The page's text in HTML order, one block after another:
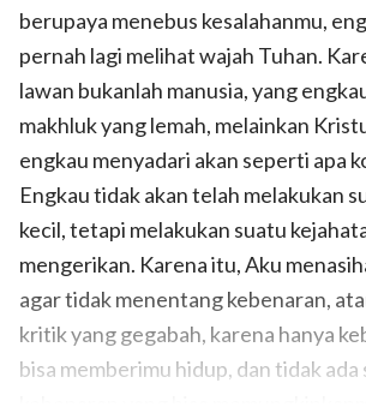
berupaya menebus kesalahanmu,
pernah lagi melihat wajah Tuhan.
lawan bukanlah manusia, yang
makhluk yang lemah, melainkan
engkau menyadari akan seperti apa
Engkau tidak akan telah melakukan
kecil, tetapi melakukan suatu
mengerikan. Karena itu, Aku
agar tidak menentang kebenaran,
kritik yang gegabah, karena hanya
bisa memberimu hidup, dan tidak ada